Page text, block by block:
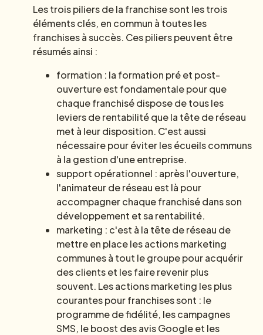
Les trois piliers de la franchise sont les trois
éléments clés, en commun à toutes les
franchises à succès. Ces piliers peuvent être
résumés ainsi :
formation : la formation pré et post-
ouverture est fondamentale pour que
chaque franchisé dispose de tous les
leviers de rentabilité que la tête de réseau
met à leur disposition. C'est aussi
nécessaire pour éviter les écueils communs
à la gestion d'une entreprise.
support opérationnel : après l'ouverture,
l'animateur de réseau est là pour
accompagner chaque franchisé dans son
développement et sa rentabilité.
marketing : c'est à la tête de réseau de
mettre en place les actions marketing
communes à tout le groupe pour acquérir
des clients et les faire revenir plus
souvent. Les actions marketing les plus
courantes pour franchises sont : le
programme de fidélité, les campagnes
SMS, le boost des avis Google et les